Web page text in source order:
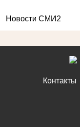
Новости СМИ2
Контакты